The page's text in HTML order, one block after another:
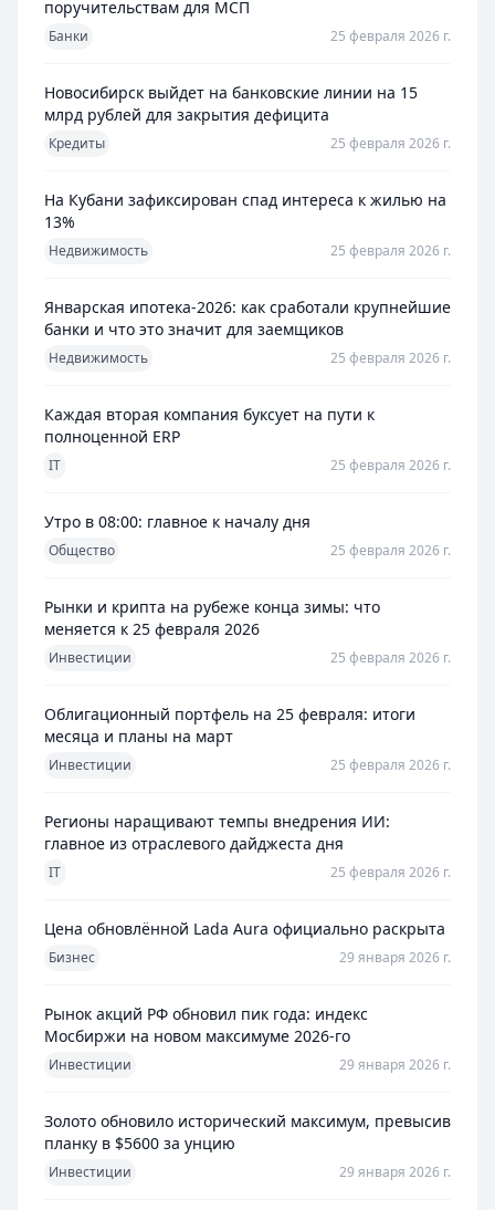
поручительствам для МСП
Банки 25 февраля 2026 г.
Новосибирск выйдет на банковские линии на 15
млрд рублей для закрытия дефицита
Кредиты 25 февраля 2026 г.
На Кубани зафиксирован спад интереса к жилью на
13%
Недвижимость 25 февраля 2026 г.
Январская ипотека-2026: как сработали крупнейшие
банки и что это значит для заемщиков
Недвижимость 25 февраля 2026 г.
Каждая вторая компания буксует на пути к
полноценной ERP
IT 25 февраля 2026 г.
Утро в 08:00: главное к началу дня
Общество 25 февраля 2026 г.
Рынки и крипта на рубеже конца зимы: что
меняется к 25 февраля 2026
Инвестиции 25 февраля 2026 г.
Облигационный портфель на 25 февраля: итоги
месяца и планы на март
Инвестиции 25 февраля 2026 г.
Регионы наращивают темпы внедрения ИИ:
главное из отраслевого дайджеста дня
IT 25 февраля 2026 г.
Цена обновлённой Lada Aura официально раскрыта
Бизнес 29 января 2026 г.
Рынок акций РФ обновил пик года: индекс
Мосбиржи на новом максимуме 2026-го
Инвестиции 29 января 2026 г.
Золото обновило исторический максимум, превысив
планку в $5600 за унцию
Инвестиции 29 января 2026 г.